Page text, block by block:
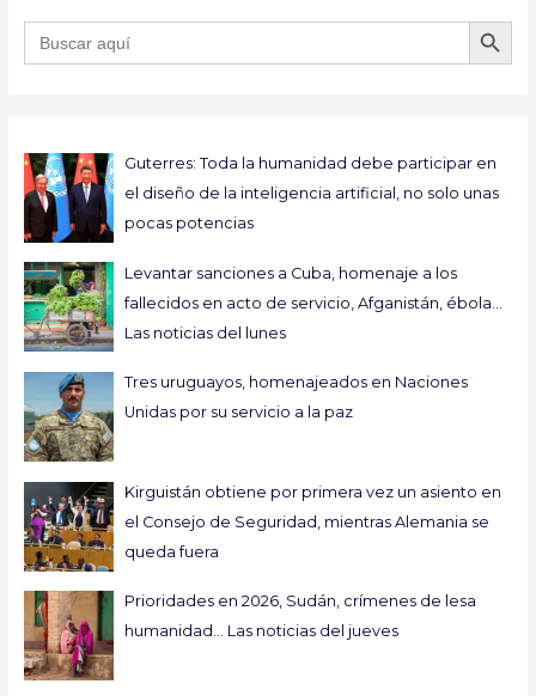
Buscar: BOTÓN DE
Guterres: Toda la humanidad debe participar en
el diseño de la inteligencia artificial, no solo unas
pocas potencias
Levantar sanciones a Cuba, homenaje a los
fallecidos en acto de servicio, Afganistán, ébola…
Las noticias del lunes
Tres uruguayos, homenajeados en Naciones
Unidas por su servicio a la paz
Kirguistán obtiene por primera vez un asiento en
el Consejo de Seguridad, mientras Alemania se
queda fuera
Prioridades en 2026, Sudán, crímenes de lesa
humanidad… Las noticias del jueves